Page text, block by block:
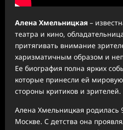
Алена Хмельницкая –
театра и кино,
притягивать внимание
харизматичным образом и
Ее биография полна ярких
которые принесли ей
стороны критиков и зрителей.
Алена Хмельницкая родилась
Москве. С детства она